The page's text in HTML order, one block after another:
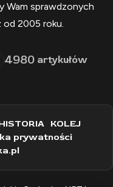
Wam sprawdzonych
od 2005 roku.
4980 artykułów
KOLEJ
prywatności